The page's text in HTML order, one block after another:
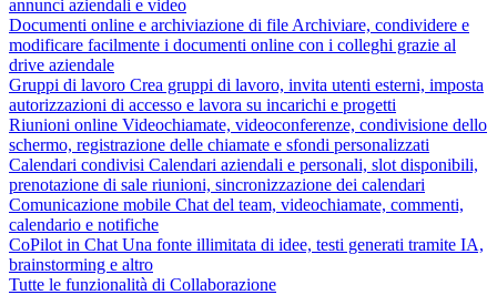
annunci aziendali e video
Documenti online e archiviazione di file Archiviare, condividere e
modificare facilmente i documenti online con i colleghi grazie al
drive aziendale
Gruppi di lavoro Crea gruppi di lavoro, invita utenti esterni, imposta
autorizzazioni di accesso e lavora su incarichi e progetti
Riunioni online Videochiamate, videoconferenze, condivisione dello
schermo, registrazione delle chiamate e sfondi personalizzati
Calendari condivisi Calendari aziendali e personali, slot disponibili,
prenotazione di sale riunioni, sincronizzazione dei calendari
Comunicazione mobile Chat del team, videochiamate, commenti,
calendario e notifiche
CoPilot in Chat Una fonte illimitata di idee, testi generati tramite IA,
brainstorming e altro
Tutte le funzionalità di Collaborazione